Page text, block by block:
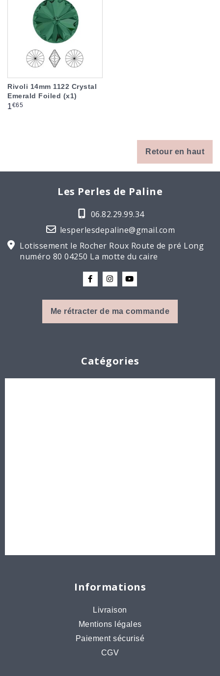
Rivoli 14mm 1122 Crystal
Emerald Foiled (x1)
Prix
1€65
Retour en haut
Les Perles de Paline
06.82.29.99.34
lesperlesdepaline@gmail.com
Lotissement le Rocher Roux Route de pré Long
numéro 80 04250 La motte du caire
Me rétracter de ma commande
Catégories
Informations
Livraison
Mentions légales
Paiement sécurisé
CGV